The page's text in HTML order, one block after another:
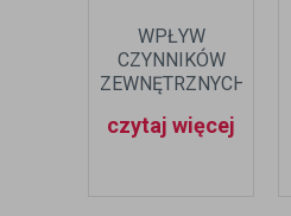
WPŁYW
CZYNNIKÓW
ZEWNĘTRZNYCH
KONTAKTOWE
czytaj więcej